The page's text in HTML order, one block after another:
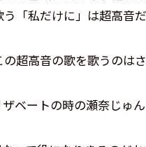
「私だけに」は超高音だ
超高音の歌を歌うのは
ベートの時の瀬奈じゅ